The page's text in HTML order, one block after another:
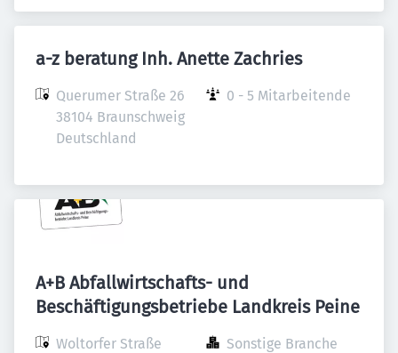
a-z beratung Inh. Anette Zachries
Querumer Straße 26
38104 Braunschweig
Deutschland
0 - 5 Mitarbeitende
A+B Abfallwirtschafts- und
Beschäftigungsbetriebe Landkreis Peine
Woltorfer Straße
Sonstige Branche